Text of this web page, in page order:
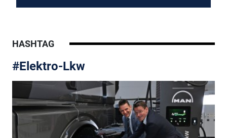
HASHTAG
#Elektro-Lkw